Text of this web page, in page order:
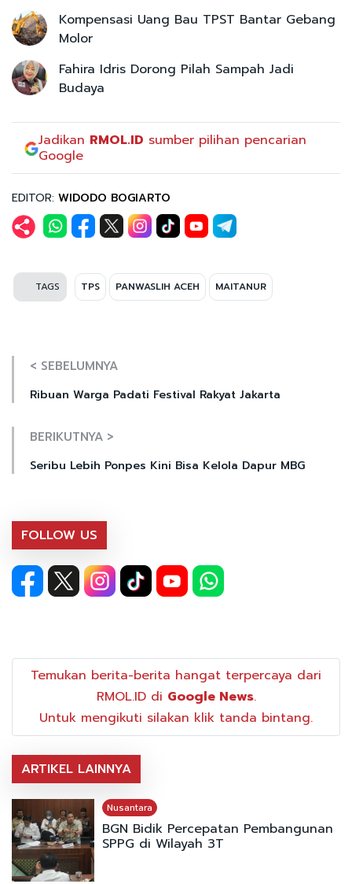
Kompensasi Uang Bau TPST Bantar Gebang
Molor
Fahira Idris Dorong Pilah Sampah Jadi
Budaya
Jadikan RMOL.ID sumber pilihan pencarian
Google
EDITOR: WIDODO BOGIARTO
TAGS TPS PANWASLIH ACEH MAITANUR
< SEBELUMNYA
Ribuan Warga Padati Festival Rakyat Jakarta
BERIKUTNYA >
Seribu Lebih Ponpes Kini Bisa Kelola Dapur MBG
FOLLOW US
Temukan berita-berita hangat terpercaya dari
RMOL.ID di Google News.
Untuk mengikuti silakan klik tanda bintang.
ARTIKEL LAINNYA
Nusantara
BGN Bidik Percepatan Pembangunan
SPPG di Wilayah 3T